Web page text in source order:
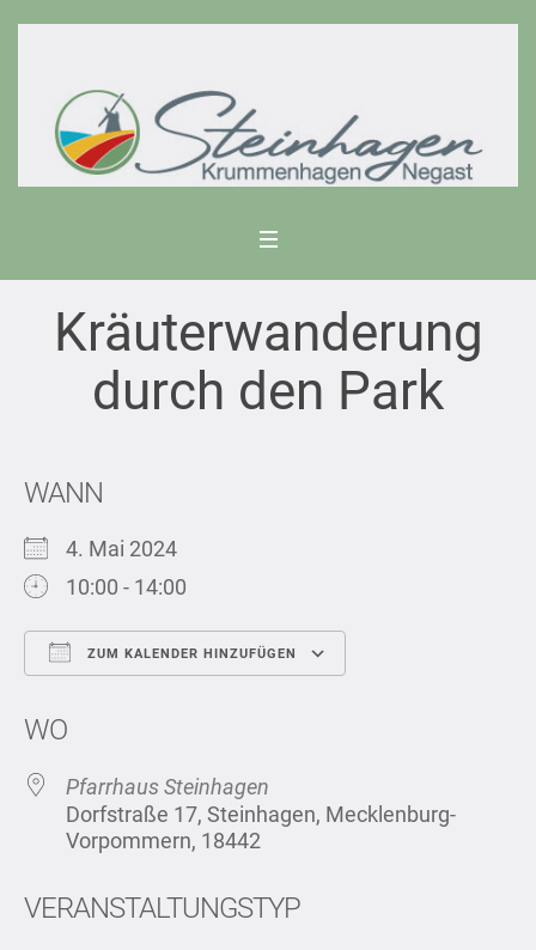
Kräuterwanderung
durch den Park
WANN
4. Mai 2024
10:00 - 14:00
ZUM KALENDER HINZUFÜGEN
WO
Pfarrhaus Steinhagen
Dorfstraße 17, Steinhagen, Mecklenburg-
Vorpommern, 18442
VERANSTALTUNGSTYP